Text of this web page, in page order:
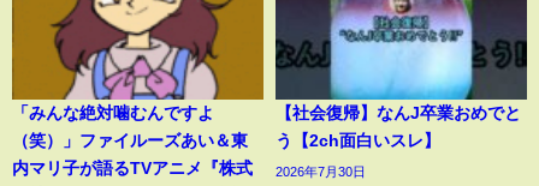
「みんな絶対噛むんですよ
（笑）」ファイルーズあい＆東
内マリ子が語るTVアニメ『株式
【社会復帰】なんJ卒業おめでと
う【2ch面白いスレ】
2026年7月30日